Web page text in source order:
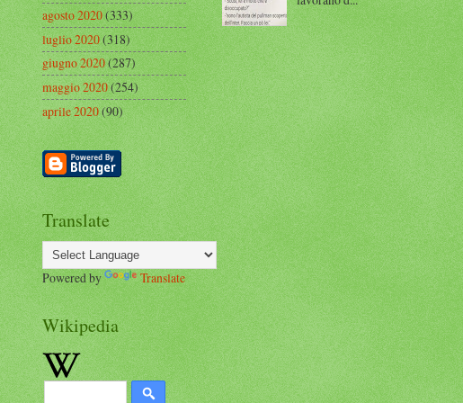
agosto 2020(333)
luglio 2020(318)
giugno 2020(287)
maggio 2020(254)
aprile 2020(90)
Translate
Powered by Translate
Wikipedia